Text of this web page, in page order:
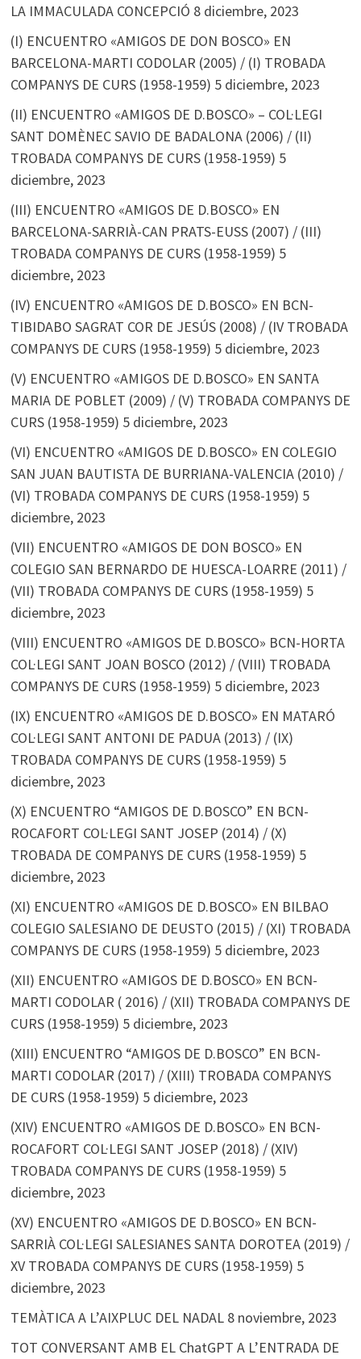
LA IMMACULADA CONCEPCIÓ 8 diciembre, 2023
(I) ENCUENTRO «AMIGOS DE DON BOSCO» EN
BARCELONA-MARTI CODOLAR (2005) / (I) TROBADA
COMPANYS DE CURS (1958-1959) 5 diciembre, 2023
(II) ENCUENTRO «AMIGOS DE D.BOSCO» – COL·LEGI
SANT DOMÈNEC SAVIO DE BADALONA (2006) / (II)
TROBADA COMPANYS DE CURS (1958-1959) 5
diciembre, 2023
(III) ENCUENTRO «AMIGOS DE D.BOSCO» EN
BARCELONA-SARRIÀ-CAN PRATS-EUSS (2007) / (III)
TROBADA COMPANYS DE CURS (1958-1959) 5
diciembre, 2023
(IV) ENCUENTRO «AMIGOS DE D.BOSCO» EN BCN-
TIBIDABO SAGRAT COR DE JESÚS (2008) / (IV TROBADA
COMPANYS DE CURS (1958-1959) 5 diciembre, 2023
(V) ENCUENTRO «AMIGOS DE D.BOSCO» EN SANTA
MARIA DE POBLET (2009) / (V) TROBADA COMPANYS DE
CURS (1958-1959) 5 diciembre, 2023
(VI) ENCUENTRO «AMIGOS DE D.BOSCO» EN COLEGIO
SAN JUAN BAUTISTA DE BURRIANA-VALENCIA (2010) /
(VI) TROBADA COMPANYS DE CURS (1958-1959) 5
diciembre, 2023
(VII) ENCUENTRO «AMIGOS DE DON BOSCO» EN
COLEGIO SAN BERNARDO DE HUESCA-LOARRE (2011) /
(VII) TROBADA COMPANYS DE CURS (1958-1959) 5
diciembre, 2023
(VIII) ENCUENTRO «AMIGOS DE D.BOSCO» BCN-HORTA
COL·LEGI SANT JOAN BOSCO (2012) / (VIII) TROBADA
COMPANYS DE CURS (1958-1959) 5 diciembre, 2023
(IX) ENCUENTRO «AMIGOS DE D.BOSCO» EN MATARÓ
COL·LEGI SANT ANTONI DE PADUA (2013) / (IX)
TROBADA COMPANYS DE CURS (1958-1959) 5
diciembre, 2023
(X) ENCUENTRO “AMIGOS DE D.BOSCO” EN BCN-
ROCAFORT COL·LEGI SANT JOSEP (2014) / (X)
TROBADA DE COMPANYS DE CURS (1958-1959) 5
diciembre, 2023
(XI) ENCUENTRO «AMIGOS DE D.BOSCO» EN BILBAO
COLEGIO SALESIANO DE DEUSTO (2015) / (XI) TROBADA
COMPANYS DE CURS (1958-1959) 5 diciembre, 2023
(XII) ENCUENTRO «AMIGOS DE D.BOSCO» EN BCN-
MARTI CODOLAR ( 2016) / (XII) TROBADA COMPANYS DE
CURS (1958-1959) 5 diciembre, 2023
(XIII) ENCUENTRO “AMIGOS DE D.BOSCO” EN BCN-
MARTI CODOLAR (2017) / (XIII) TROBADA COMPANYS
DE CURS (1958-1959) 5 diciembre, 2023
(XIV) ENCUENTRO «AMIGOS DE D.BOSCO» EN BCN-
ROCAFORT COL·LEGI SANT JOSEP (2018) / (XIV)
TROBADA COMPANYS DE CURS (1958-1959) 5
diciembre, 2023
(XV) ENCUENTRO «AMIGOS DE D.BOSCO» EN BCN-
SARRIÀ COL·LEGI SALESIANES SANTA DOROTEA (2019) /
XV TROBADA COMPANYS DE CURS (1958-1959) 5
diciembre, 2023
TEMÀTICA A L’AIXPLUC DEL NADAL 8 noviembre, 2023
TOT CONVERSANT AMB EL ChatGPT A L’ENTRADA DE